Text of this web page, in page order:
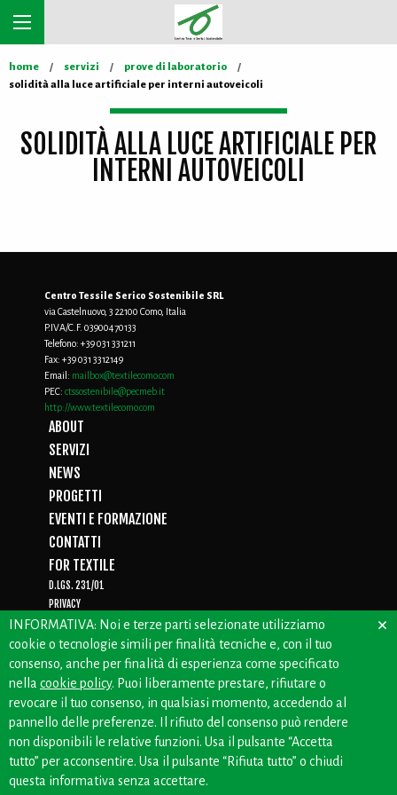
home servizi
prove di laboratorio
solidità alla luce artificiale per interni autoveicoli
SOLIDITÀ ALLA LUCE ARTIFICIALE PER
INTERNI AUTOVEICOLI
Centro Tessile Serico Sostenibile SRL
via Castelnuovo, 3 22100 Como, Italia
P.IVA/C.F. 03900470133
Telefono: +39 031 331211
Fax: +39 031 3312149
Email: mailbox@textilecomo.com
PEC: ctssostenibile@pecmeb.it
http://www.textilecomo.com
ABOUT
SERVIZI
NEWS
PROGETTI
EVENTI E FORMAZIONE
CONTATTI
FOR TEXTILE
D.LGS. 231/01
PRIVACY
WHISTLEBLOWING
CREDITS: OFFICINEBIANCHE
INFORMATIVA: Noi e terze parti selezionate utilizziamo
cookie o tecnologie simili per finalità tecniche e, con il tuo
consenso, anche per finalità di esperienza come specificato
nella cookie policy. Puoi liberamente prestare, rifiutare o
revocare il tuo consenso, in qualsiasi momento, accedendo al
pannello delle preferenze. Il rifiuto del consenso può rendere
non disponibili le relative funzioni. Usa il pulsante “Accetta
tutto” per acconsentire. Usa il pulsante “Rifiuta tutto” o chiudi
questa informativa senza accettare.
×